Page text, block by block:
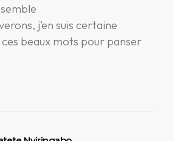
j’en suis certaine
beaux mots pour panser